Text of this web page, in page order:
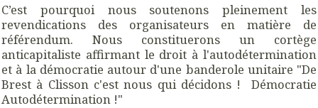
C’est pourquoi nous soutenons pleinement les
revendications des organisateurs en matière de
référendum. Nous constituerons un cortège
anticapitaliste affirmant le droit à l'autodétermination
et à la démocratie autour d'une banderole unitaire "De
Brest à Clisson c'est nous qui décidons ! Démocratie
Autodétermination !"